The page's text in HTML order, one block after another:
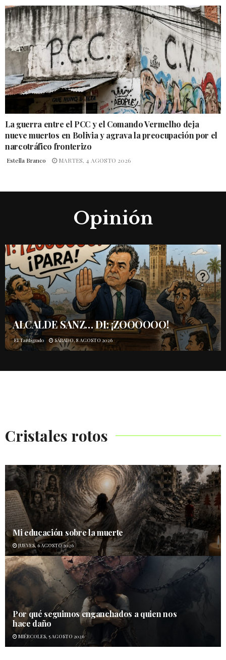
La guerra entre el PCC y el Comando Vermelho deja
nueve muertos en Bolivia y agrava la preocupación por el
narcotráfico fronterizo
Estella Branco MARTES, 4 AGOSTO 2026
Opinión
ALCALDE SANZ… DI: ¡ZOOOOOO!
El Tardígrado SÁBADO, 8 AGOSTO 2026
Cristales rotos
Mi educación sobre la muerte
JUEVES, 6 AGOSTO 2026
Por qué seguimos enganchados a quien nos
hace daño
MIÉRCOLES, 5 AGOSTO 2026